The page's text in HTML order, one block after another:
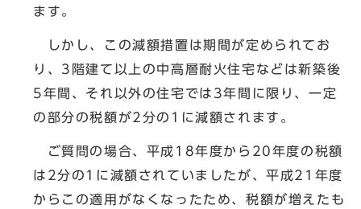
ます。
しかし、この減額措置は期間が定められてお
り、3階建て以上の中高層耐火住宅などは新築後
5年間、それ以外の住宅では3年間に限り、一定
の部分の税額が2分の1に減額されます。
ご質問の場合、平成18年度から20年度の税額
は2分の1に減額されていましたが、平成21年度
からこの適用がなくなったため、税額が増えたも